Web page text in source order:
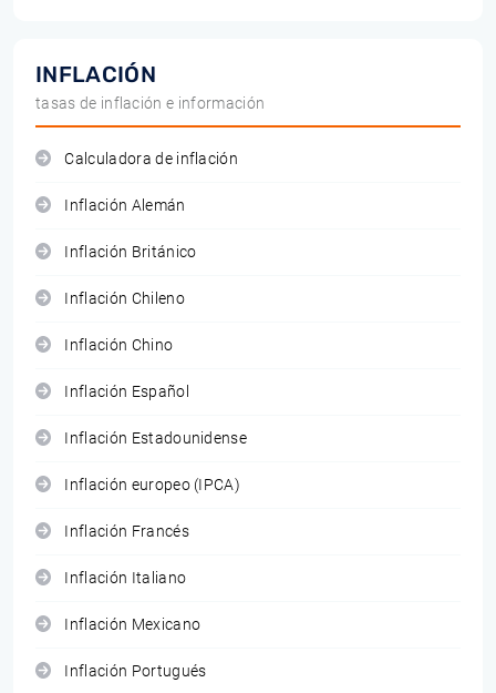
INFLACIÓN
tasas de inflación e información
Calculadora de inflación
Inflación Alemán
Inflación Británico
Inflación Chileno
Inflación Chino
Inflación Español
Inflación Estadounidense
Inflación europeo (IPCA)
Inflación Francés
Inflación Italiano
Inflación Mexicano
Inflación Portugués